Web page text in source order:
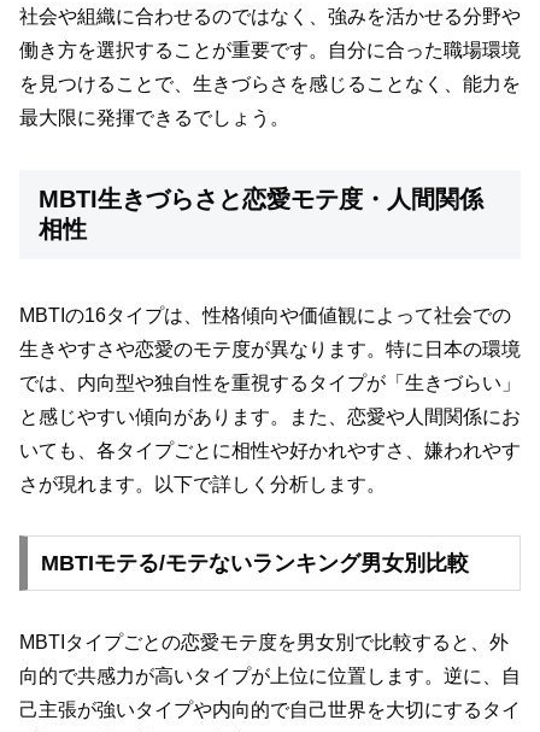
社会や組織に合わせるのではなく、強みを活かせる分野や
働き方を選択することが重要です。自分に合った職場環境
を見つけることで、生きづらさを感じることなく、能力を
最大限に発揮できるでしょう。
MBTI生きづらさと恋愛モテ度・人間関係
相性
MBTIの16タイプは、性格傾向や価値観によって社会での
生きやすさや恋愛のモテ度が異なります。特に日本の環境
では、内向型や独自性を重視するタイプが「生きづらい」
と感じやすい傾向があります。また、恋愛や人間関係にお
いても、各タイプごとに相性や好かれやすさ、嫌われやす
さが現れます。以下で詳しく分析します。
MBTIモテる/モテないランキング男女別比較
MBTIタイプごとの恋愛モテ度を男女別で比較すると、外
向的で共感力が高いタイプが上位に位置します。逆に、自
己主張が強いタイプや内向的で自己世界を大切にするタイ